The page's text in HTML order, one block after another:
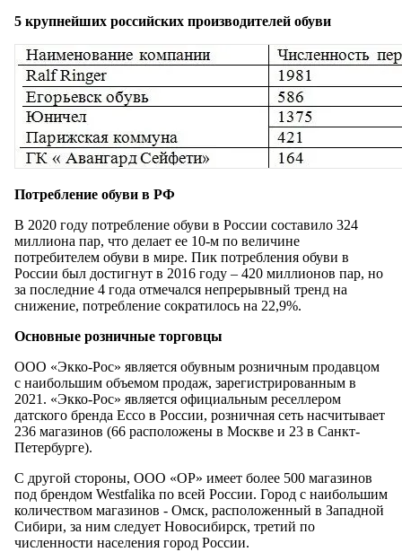
5 крупнейших российских производителей обуви
Потребление обуви в РФ
В 2020 году потребление обуви в России составило 324
миллиона пар, что делает ее 10-м по величине
потребителем обуви в мире. Пик потребления обуви в
России был достигнут в 2016 году – 420 миллионов пар, но
за последние 4 года отмечался непрерывный тренд на
снижение, потребление сократилось на 22,9%.
Основные розничные торговцы
ООО «Экко-Рос» является обувным розничным продавцом
с наибольшим объемом продаж, зарегистрированным в
2021. «Экко-Рос» является официальным реселлером
датского бренда Ecco в России, розничная сеть насчитывает
236 магазинов (66 расположены в Москве и 23 в Санкт-
Петербурге).
С другой стороны, ООО «ОР» имеет более 500 магазинов
под брендом Westfalika по всей России. Город с наибольшим
количеством магазинов - Омск, расположенный в Западной
Сибири, за ним следует Новосибирск, третий по
численности населения город России.